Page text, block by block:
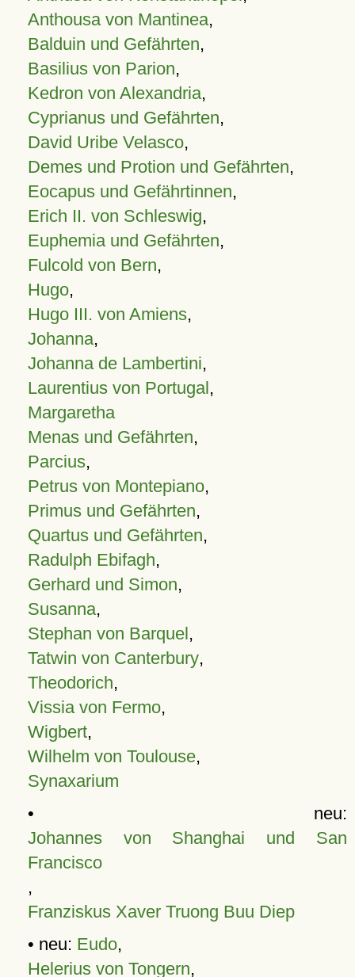
Anthousa von Mantinea,
Balduin und Gefährten,
Basilius von Parion,
Kedron von Alexandria,
Cyprianus und Gefährten,
David Uribe Velasco,
Demes und Protion und Gefährten,
Eocapus und Gefährtinnen,
Erich II. von Schleswig,
Euphemia und Gefährten,
Fulcold von Bern,
Hugo,
Hugo III. von Amiens,
Johanna,
Johanna de Lambertini,
Laurentius von Portugal,
Margaretha
Menas und Gefährten,
Parcius,
Petrus von Montepiano,
Primus und Gefährten,
Quartus und Gefährten,
Radulph Ebifagh,
Gerhard und Simon,
Susanna,
Stephan von Barquel,
Tatwin von Canterbury,
Theodorich,
Vissia von Fermo,
Wigbert,
Wilhelm von Toulouse,
Synaxarium
• neu:
Johannes von Shanghai und San
Francisco
,
Franziskus Xaver Truong Buu Diep
• neu: Eudo,
Helerius von Tongern,